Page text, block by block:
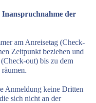
der
am Anreisetag (Check-
Zeitpunkt beziehen und
out) bis zu dem
Anmeldung keine Dritten
sich nicht an der